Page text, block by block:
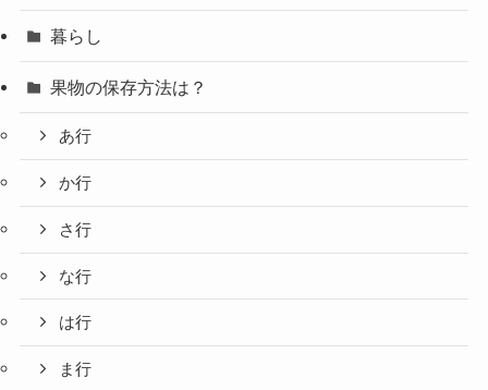
暮らし
果物の保存方法は？
あ行
か行
さ行
な行
は行
ま行